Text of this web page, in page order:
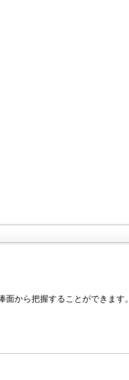
から把握することができます。